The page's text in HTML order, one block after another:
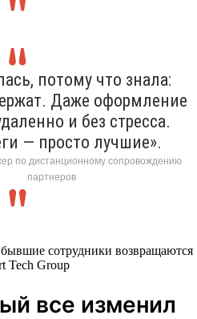
потому что знала:
Даже оформление
и без стресса.
— просто лучшие».
по дистанционному сопровождению
партнеров
все изменил